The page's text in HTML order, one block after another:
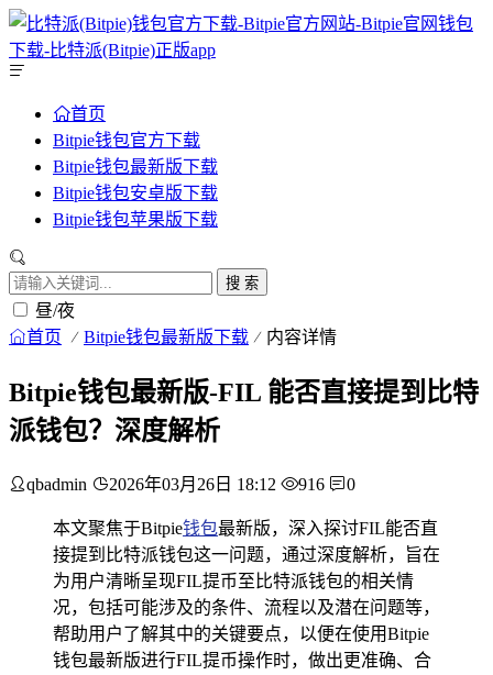
首页
Bitpie钱包官方下载
Bitpie钱包最新版下载
Bitpie钱包安卓版下载
Bitpie钱包苹果版下载
搜 索
昼/夜
首页 Bitpie钱包最新版下载 内容详情
Bitpie钱包最新版-FIL 能否直接提到比特
派钱包？深度解析
qbadmin 2026年03月26日 18:12 916 0
本文聚焦于Bitpie钱包最新版，深入探讨FIL能否直
接提到比特派钱包这一问题，通过深度解析，旨在
为用户清晰呈现FIL提币至比特派钱包的相关情
况，包括可能涉及的条件、流程以及潜在问题等，
帮助用户了解其中的关键要点，以便在使用Bitpie
钱包最新版进行FIL提币操作时，做出更准确、合